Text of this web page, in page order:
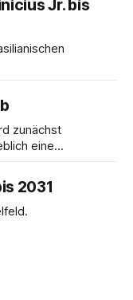
Jr. bis
zunächst
eine
2031